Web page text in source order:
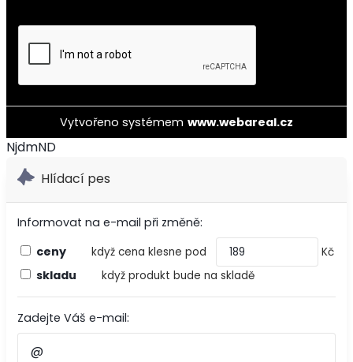
Vytvořeno systémem www.webareal.cz
NjdmND
Hlídací pes
Informovat na e-mail při změně:
ceny
když cena klesne pod Kč
skladu když produkt bude na skladě
Zadejte Váš e-mail: